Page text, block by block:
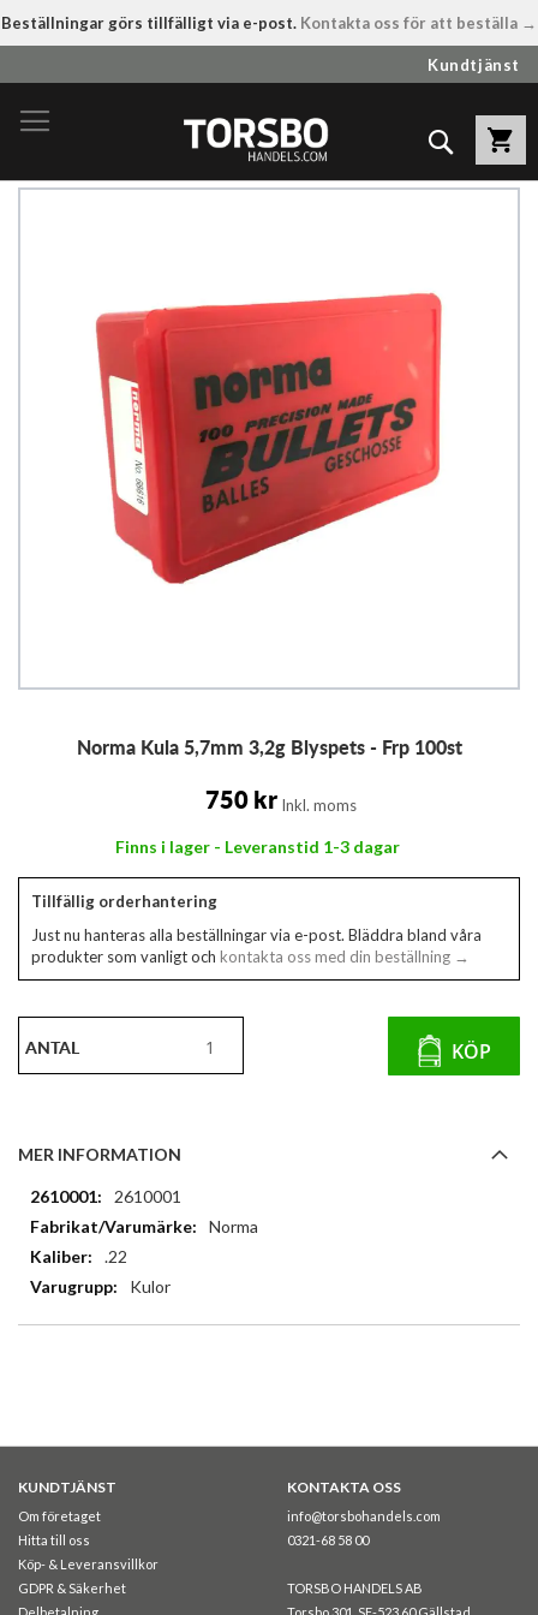
Beställningar görs tillfälligt via e-post. Kontakta oss för att beställa →
till
innehållet
Kundtjänst
Sök
Norma Kula 5,7mm 3,2g Blyspets - Frp 100st
750 kr Inkl. moms
Finns i lager - Leveranstid 1-3 dagar
Tillfällig orderhantering
Just nu hanteras alla beställningar via e-post. Bläddra bland våra
produkter som vanligt och kontakta oss med din beställning →
ANTAL KÖP
MER INFORMATION
Mer
information
2610001
Norma
.22
Kulor
KUNDTJÄNST
Om företaget
Hitta till oss
Köp- & Leveransvillkor
GDPR & Säkerhet
KONTAKTA OSS
info@torsbohandels.com
0321-68 58 00
TORSBO HANDELS AB